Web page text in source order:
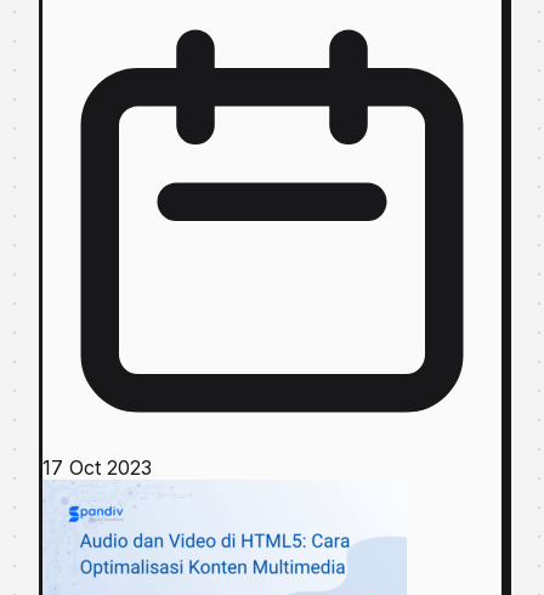
17 Oct 2023